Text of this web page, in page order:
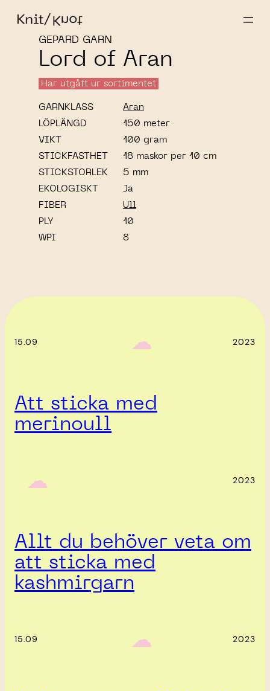
GEPARD GARN
Lord of Aran
Har utgått ur sortimentet
GARNKLASS
Aran
LÖPLÄNGD
150 meter
VIKT
100 gram
STICKFASTHET
18 maskor per 10 cm
STICKSTORLEK
5 mm
EKOLOGISKT
Ja
FIBER
Ull
PLY
10
WPI
8
15.09 ‎ ‎‎ ☁︎‎‎ 2023
Att sticka med
merinoull
‎ ‎‎ ☁︎‎‎ 2023
Allt du behöver veta om
att sticka med
kashmirgarn
15.09 ‎ ‎‎ ☁︎‎‎ 2023